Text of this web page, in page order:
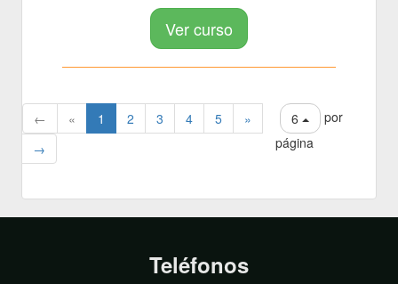
Ver curso
← « 1 2 3 4 5
»
→
6
por
página
Teléfonos